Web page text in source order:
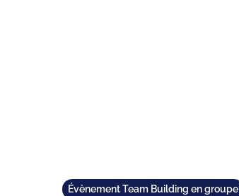
Évènement Team Building en groupe